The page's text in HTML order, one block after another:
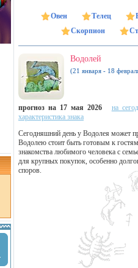
Овен Телец
Скорпион
Водолей
(21 января - 18
прогноз на 17 мая 2026
на
характеристика знака
Сегодняшний день у Водолея может
Водолею стоит быть готовым к
знакомства любимого человека с
для крупных покупок, особенно
споров.